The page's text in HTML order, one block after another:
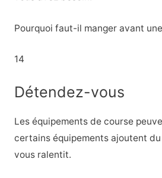
Pourquoi faut-il manger avant
14
Détendez-vous
Les équipements de course
certains équipements ajoutent
vous ralentit.